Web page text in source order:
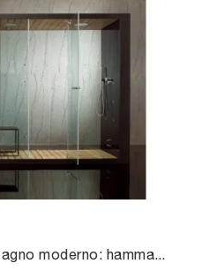
Scopri di più sull'arredo bagno moderno: hammam in vetro come il modello Hammam Wellbox di Megius ti aspettano.